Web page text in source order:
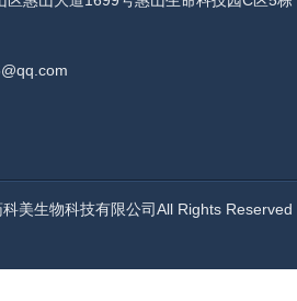
科美生物科技有限公司All Rights